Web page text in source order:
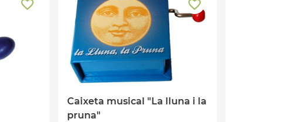
Caixeta musical "La lluna i la
pruna"